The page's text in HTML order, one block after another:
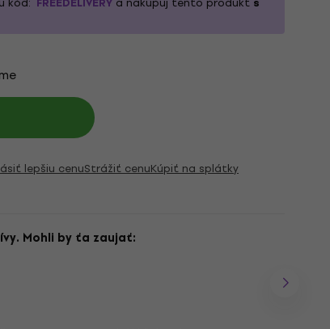
lepšiu cenuStrážiť cenuKúpiť na splátky
Mohli by ťa zaujať: